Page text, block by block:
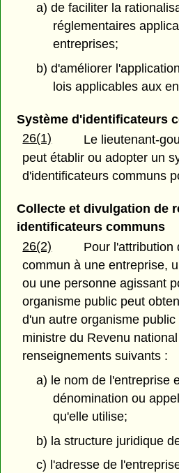
a) de faciliter la
réglementaires
entreprises;
b) d'améliorer
lois applicables aux
Système d'identificateurs
26(1)
Le lieutenant-
peut établir ou adopter un
d'identificateurs communs
Collecte et divulgation de
identificateurs communs
26(2)
Pour l'attribution
commun à une entreprise,
ou une personne agissant
organisme public peut
d'un autre organisme
ministre du Revenu
renseignements suivants :
a) le nom de l'entreprise
dénomination ou
qu'elle utilise;
b) la structure juridique
c) l'adresse de